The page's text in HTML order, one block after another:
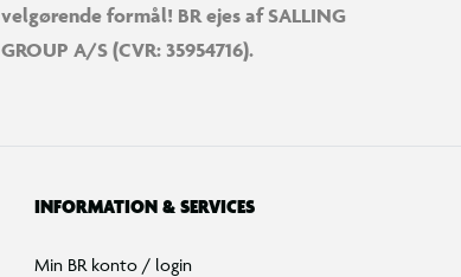
Den store høne lægger æg bagtil.
velgørende formål! BR ejes af SALLING
GROUP A/S (CVR: 35954716).
INFORMATION & SERVICES
Min BR konto / login